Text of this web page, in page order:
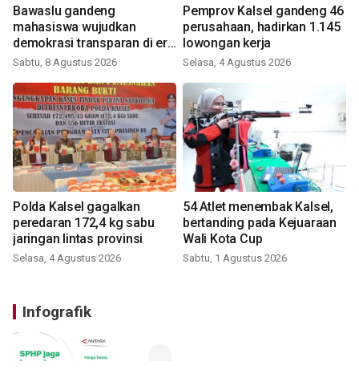
Bawaslu gandeng
mahasiswa wujudkan
demokrasi transparan di era
digital
Sabtu, 8 Agustus 2026
Pemprov Kalsel gandeng 46
perusahaan, hadirkan 1.145
lowongan kerja
Selasa, 4 Agustus 2026
Polda Kalsel gagalkan
peredaran 172,4 kg sabu
jaringan lintas provinsi
Selasa, 4 Agustus 2026
54 Atlet menembak Kalsel,
bertanding pada Kejuaraan
Wali Kota Cup
Sabtu, 1 Agustus 2026
Infografik